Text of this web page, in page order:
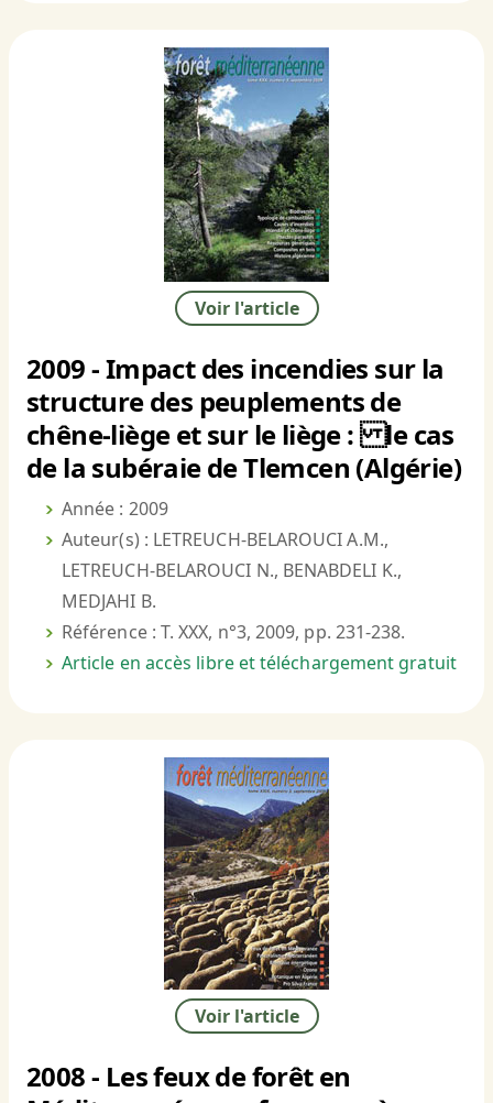
Voir l'article
2009 - Impact des incendies sur la
structure des peuplements de
chêne-liège et sur le liège : le cas
de la subéraie de Tlemcen (Algérie)
Année : 2009
Auteur(s) : LETREUCH-BELAROUCI A.M.,
LETREUCH-BELAROUCI N., BENABDELI K.,
MEDJAHI B.
Référence : T. XXX, n°3, 2009, pp. 231-238.
Article en accès libre et téléchargement gratuit
Voir l'article
2008 - Les feux de forêt en